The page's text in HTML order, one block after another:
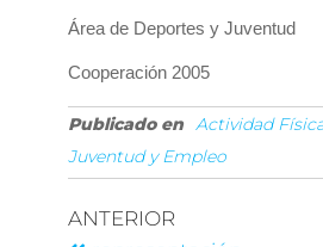
Área de Deportes y Juventud
Cooperación 2005
Publicado en Actividad
Juventud y Empleo
ANTERIOR